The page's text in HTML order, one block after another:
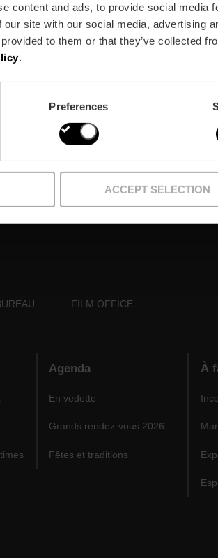
content and ads, to provide social media
our site with our social media, advertising
to them or that they’ve collected
Preferences
ACCEPT SELECTION
FILM OFFICE
Agenda
En vedette
Grands rendez-vous 2026
Fêtes et traditions
À